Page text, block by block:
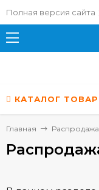
Полная версия сайта
КАТАЛОГ
Главная Распродажа